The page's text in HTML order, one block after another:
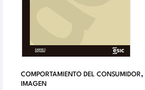
COMPORTAMIENTO DEL CONSUMIDOR,
IMAGEN